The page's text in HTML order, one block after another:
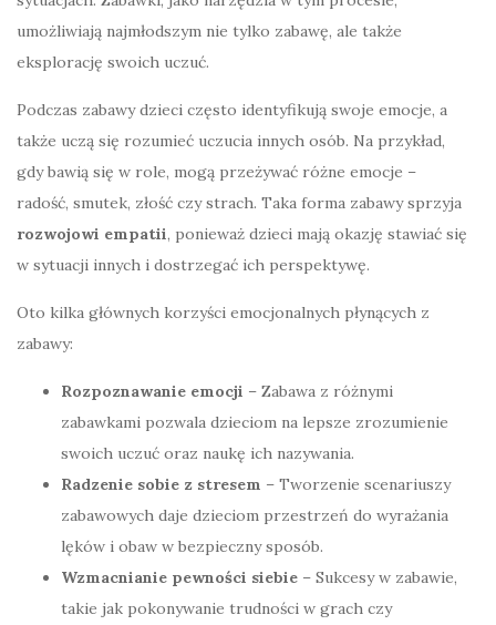
umożliwiają najmłodszym nie tylko zabawę, ale także
eksplorację swoich uczuć.
Podczas zabawy dzieci często identyfikują swoje emocje, a
także uczą się rozumieć uczucia innych osób. Na przykład,
gdy bawią się w role, mogą przeżywać różne emocje –
radość, smutek, złość czy strach. Taka forma zabawy sprzyja
rozwojowi empatii, ponieważ dzieci mają okazję stawiać się
w sytuacji innych i dostrzegać ich perspektywę.
Oto kilka głównych korzyści emocjonalnych płynących z
zabawy:
Rozpoznawanie emocji – Zabawa z różnymi
zabawkami pozwala dzieciom na lepsze zrozumienie
swoich uczuć oraz naukę ich nazywania.
Radzenie sobie z stresem – Tworzenie scenariuszy
zabawowych daje dzieciom przestrzeń do wyrażania
lęków i obaw w bezpieczny sposób.
Wzmacnianie pewności siebie – Sukcesy w zabawie,
takie jak pokonywanie trudności w grach czy